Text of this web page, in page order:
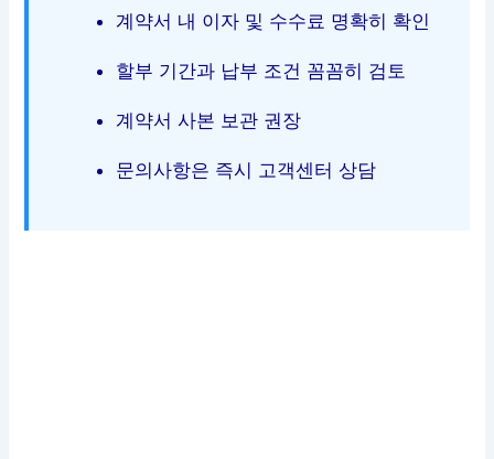
계약서 내 이자 및 수수료 명확히 확인
할부 기간과 납부 조건 꼼꼼히 검토
계약서 사본 보관 권장
문의사항은 즉시 고객센터 상담